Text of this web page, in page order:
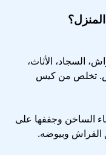
السجاد، الأثاث،
تخلص من كيس
الساخن وجففها على
الفراش وبيوضه.